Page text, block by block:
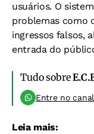
usuários. O
problemas como
ingressos falsos,
entrada do
Tudo sobre
Entre no
Leia mais: